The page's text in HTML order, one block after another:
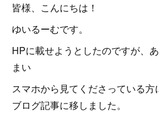
皆様、こんにちは！
ゆいるーむです。
HPに載せようとしたのですが、
まい
スマホから見てくださっている
ブログ記事に移しました。